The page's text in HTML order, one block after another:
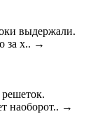
выдержали.
за х.. →
наоборот.. →